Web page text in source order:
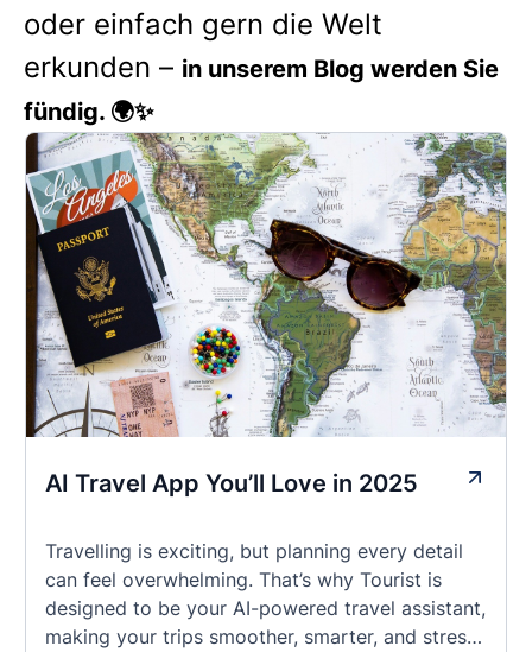
oder einfach gern die Welt
erkunden – in unserem Blog werden Sie
fündig. 🌍✨
AI Travel App You’ll Love in 2025
Travelling is exciting, but planning every detail
can feel overwhelming. That’s why Tourist is
designed to be your AI-powered travel assistant,
making your trips smoother, smarter, and stress-